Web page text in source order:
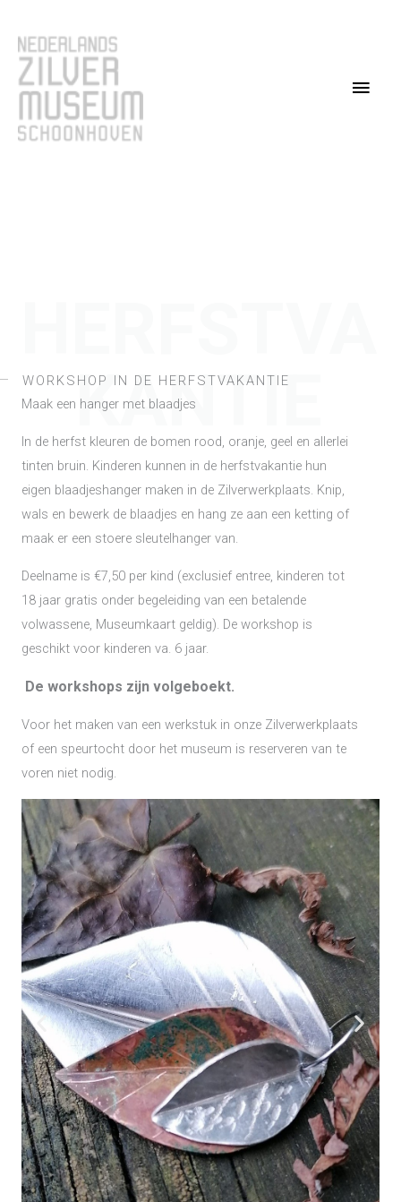
naar
inhoud
KANTIE
WORKSHOP IN DE HERFSTVAKANTIE
Maak een hanger met blaadjes
In de herfst kleuren de bomen rood, oranje, geel en allerlei
tinten bruin. Kinderen kunnen in de herfstvakantie hun
eigen blaadjeshanger maken in de Zilverwerkplaats. Knip,
wals en bewerk de blaadjes en hang ze aan een ketting of
maak er een stoere sleutelhanger van.
Deelname is €7,50 per kind (exclusief entree, kinderen tot
18 jaar gratis onder begeleiding van een betalende
volwassene, Museumkaart geldig). De workshop is
geschikt voor kinderen va. 6 jaar.
De workshops zijn volgeboekt.
Voor het maken van een werkstuk in onze Zilverwerkplaats
of een speurtocht door het museum is reserveren van te
voren niet nodig.